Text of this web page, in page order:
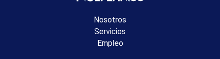
Nosotros
Servicios
Empleo